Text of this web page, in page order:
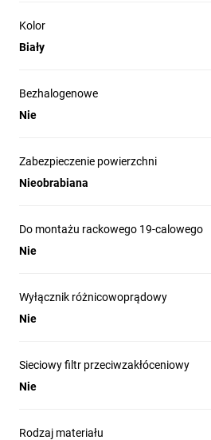
Kolor
Biały
Bezhalogenowe
Nie
Zabezpieczenie powierzchni
Nieobrabiana
Do montażu rackowego 19-calowego
Nie
Wyłącznik różnicowoprądowy
Nie
Sieciowy filtr przeciwzakłóceniowy
Nie
Rodzaj materiału